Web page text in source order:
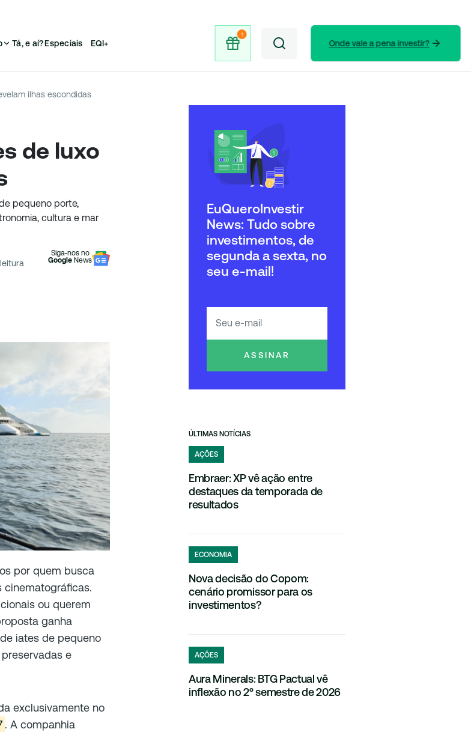
Tá, e aí?Especiais EQI+ Onde vale a pena investir?
ilhas escondidas
de luxo
pequeno porte,
cultura e mar
Siga-nos no
Google News
por quem busca
cinematográficas.
ou querem
ganha
iates de pequeno
e
exclusivamente no
. A companhia
EuQueroInvestir
News: Tudo sobre
investimentos, de
segunda a sexta, no
seu e-mail!
ASSINAR
ÚLTIMAS NOTÍCIAS
AÇÕES
Embraer: XP vê ação entre
destaques da temporada de
resultados
ECONOMIA
Nova decisão do Copom:
cenário promissor para os
investimentos?
AÇÕES
Aura Minerals: BTG Pactual vê
inflexão no 2º semestre de 2026